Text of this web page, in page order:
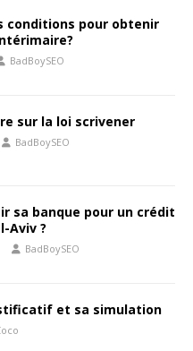
conditions pour obtenir
BadBoySEO
sur la loi scrivener
BadBoySEO
sa banque pour un crédit
Aviv ?
BadBoySEO
et sa simulation